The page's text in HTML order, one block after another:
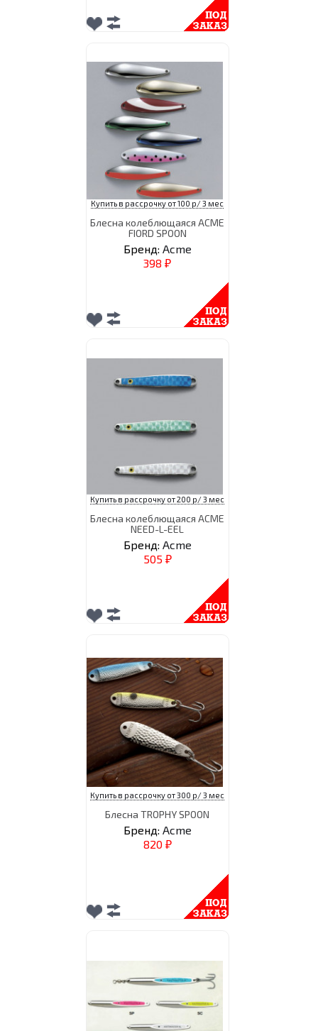
Купить в рассрочку от 100 р/ 3 мес
Блесна колеблющаяся ACME
FIORD SPOON
Бренд: Acme
398 ₽
Купить в рассрочку от 200 р/ 3 мес
Блесна колеблющаяся ACME
NEED-L-EEL
Бренд: Acme
505 ₽
Купить в рассрочку от 300 р/ 3 мес
Блесна TROPHY SPOON
Бренд: Acme
820 ₽